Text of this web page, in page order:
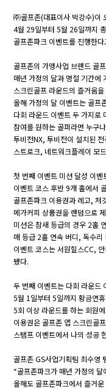
㈜골프존(대표이사 박강수)이
4월 29일부터 5월 26일까지
골프존파크 이벤트를 진행한
골프존의 가맹사업 브랜드 골
매년 가정의 달과 명절 기간에
스크린골프 라운드의 즐거움
올해 가정의 달 이벤트는 골프
다회 라운드 이벤트 두 가지로
참여를 원하는 골퍼라면 누구
투비전NX, 투비전이 설치된
스트로크, 네트워크플레이 모
첫 번째 이벤트 미션 달성 이벤
이벤트 코스 후반 9개 홀에서
골프존파크 이용권과 레고, 처
메가커피 상품권을 랜덤으로
미션은 참새 등급의 경우 2홀
매 등급 2홀 연속 버디, 독수
이벤트 코스는 서원힐스CC,
됐다.
두 번째 이벤트는 다회 라운드
5월 1일부터 5일까지 황금연
5회 이상 라운드를 하는 회원
이용권은 골프존 앱 스크린골
스탬프 이벤트에서 나의 성공
골프존 GS사업기획팀 최수영
“골프존파크가 매년 가정의
올해도 골프존파크에서 즐거